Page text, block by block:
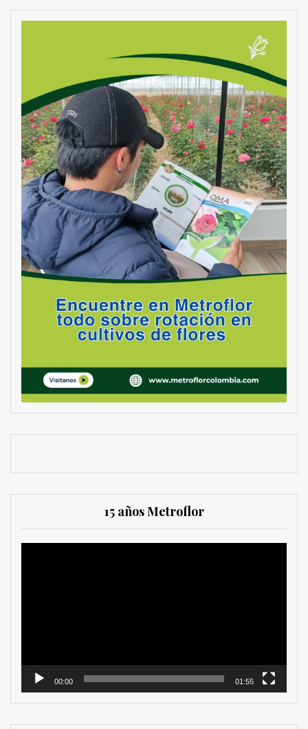
15 años Metroflor
00:00 01:55